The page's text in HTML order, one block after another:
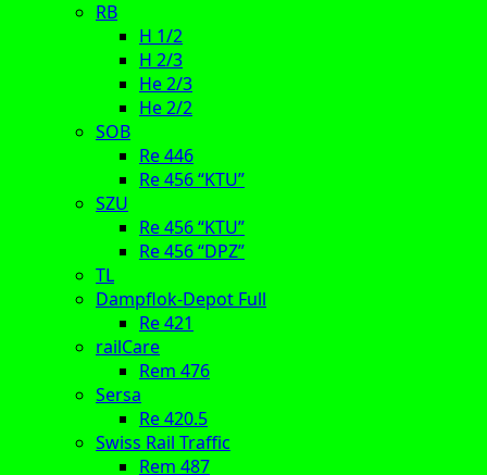
RB
H 1/2
H 2/3
He 2/3
He 2/2
SOB
Re 446
Re 456 “KTU”
SZU
Re 456 “KTU”
Re 456 “DPZ”
TL
Dampflok-Depot Full
Re 421
railCare
Rem 476
Sersa
Re 420.5
Swiss Rail Traffic
Rem 487